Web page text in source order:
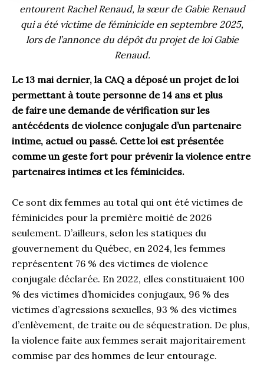
entourent Rachel Renaud, la sœur de Gabie Renaud
qui a été victime de féminicide en septembre 2025,
lors de l’annonce du dépôt du projet de loi Gabie
Renaud.
Le 13 mai dernier, la CAQ a déposé un projet de loi
permettant à toute personne de 14 ans et plus
de faire une demande de vérification sur les
antécédents de violence conjugale d’un partenaire
intime, actuel ou passé. Cette loi est présentée
comme un geste fort pour prévenir la violence entre
partenaires intimes et les féminicides.
Ce sont dix femmes au total qui ont été victimes de
féminicides pour la première moitié de 2026
seulement. D’ailleurs, selon les statiques du
gouvernement du Québec, en 2024, les femmes
représentent 76 % des victimes de violence
conjugale déclarée. En 2022, elles constituaient 100
% des victimes d’homicides conjugaux, 96 % des
victimes d’agressions sexuelles, 93 % des victimes
d’enlèvement, de traite ou de séquestration. De plus,
la violence faite aux femmes serait majoritairement
commise par des hommes de leur entourage.